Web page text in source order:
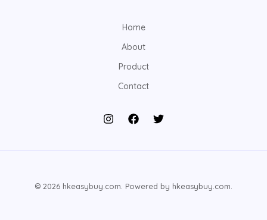
Home
About
Product
Contact
© 2026 hkeasybuy.com. Powered by hkeasybuy.com.